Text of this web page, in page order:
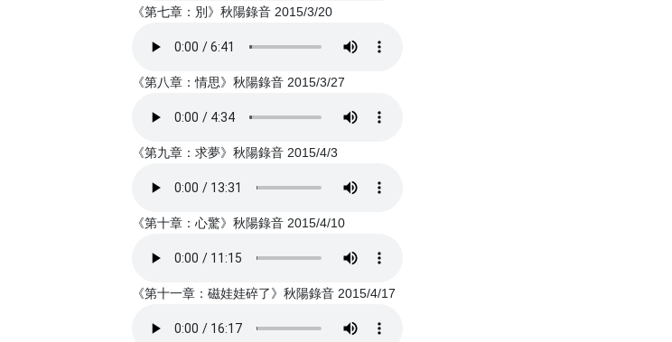
《第七章：別》秋陽錄音 2015/3/20
《第八章：情思》秋陽錄音 2015/3/27
《第九章：求夢》秋陽錄音 2015/4/3
《第十章：心驚》秋陽錄音 2015/4/10
《第十一章：磁娃娃碎了》秋陽錄音 2015/4/17